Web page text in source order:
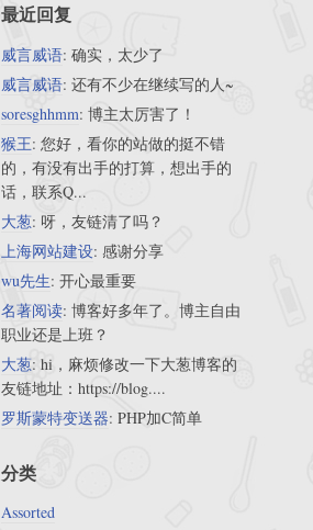
最近回复
威言威语: 确实，太少了
威言威语: 还有不少在继续写的人~
soresghhmm: 博主太厉害了！
猴王: 您好，看你的站做的挺不错
的，有没有出手的打算，想出手的
话，联系Q...
大葱: 呀，友链清了吗？
上海网站建设: 感谢分享
wu先生: 开心最重要
名著阅读: 博客好多年了。博主自由
职业还是上班？
大葱: hi，麻烦修改一下大葱博客的
友链地址：https://blog....
罗斯蒙特变送器: PHP加C简单
分类
Assorted